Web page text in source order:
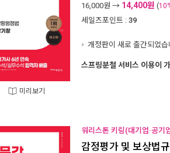
미리보기
16,000원 → 14,400원 (
세일즈포인트 : 39
개정판이 새로 출간되었습
스프링분철 서비스 이용이
워리스톤 키링(대기업·공기
감정평가 및 보상법